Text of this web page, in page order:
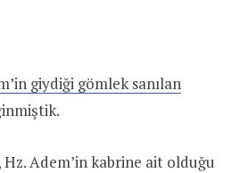
giydiği gömlek sanılan
Adem’in kabrine ait olduğu